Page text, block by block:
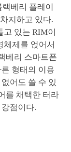
베리 플레이
지하고 있다.
있는 RIM이
체제를 얹어서
베리 스마트폰
형태의 이용
어도 쓸 수 있
를 채택한 터라
점이다.